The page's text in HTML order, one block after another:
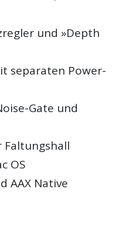
und »Depth
separaten Power-
Gate und
OS
AAX Native